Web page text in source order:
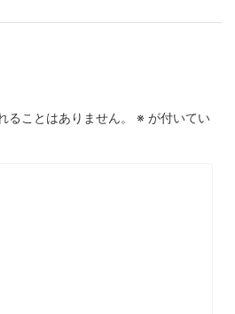
ることはありません。 ※ が付いてい